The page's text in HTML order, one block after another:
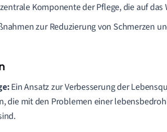
Komponente der Pflege, die auf
zur Reduzierung von Schmerzen
Ein Ansatz zur Verbesserung der
die mit den Problemen einer